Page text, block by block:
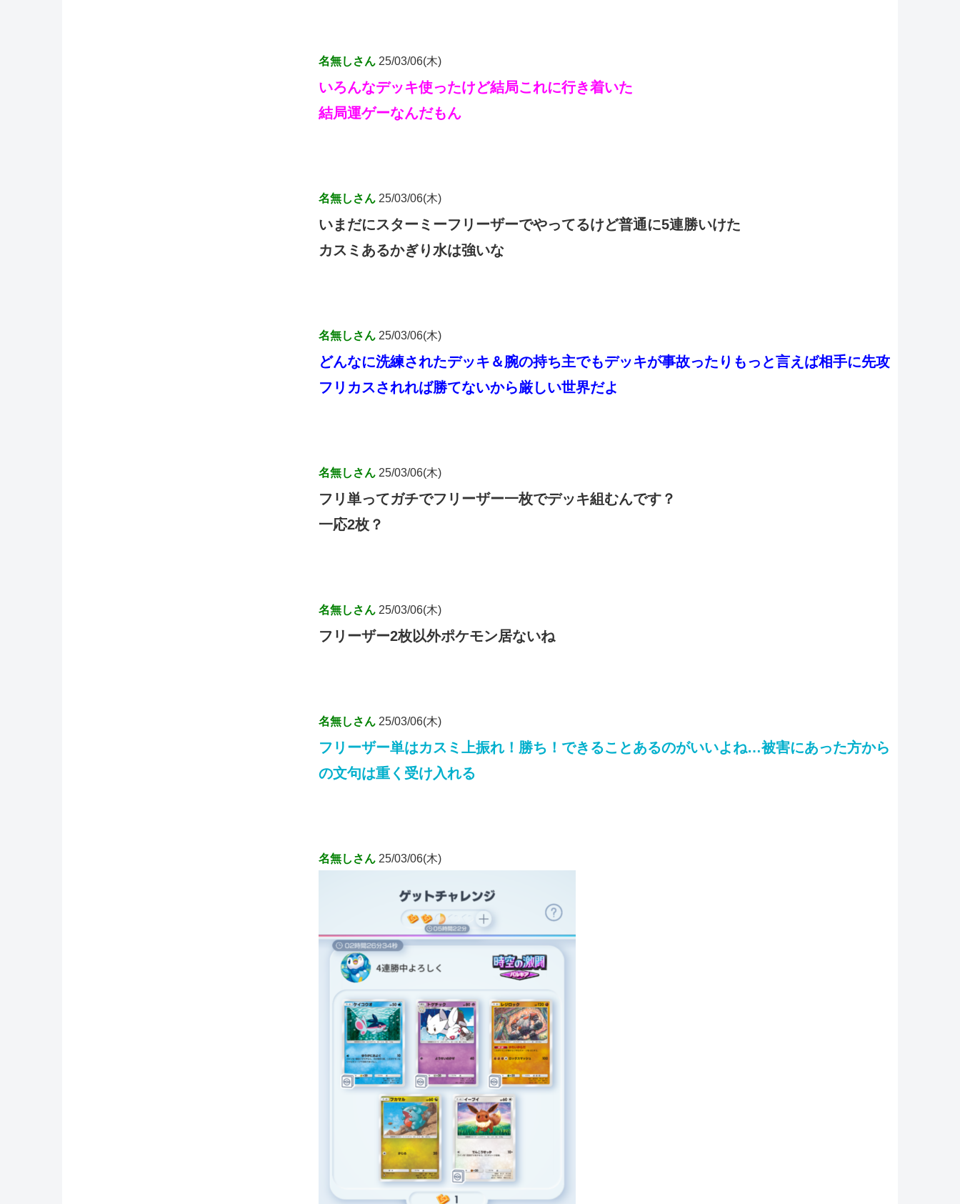
名無しさん 25/03/06(木)
いろんなデッキ使ったけど結局これに行き着いた
結局運ゲーなんだもん
名無しさん 25/03/06(木)
いまだにスターミーフリーザーでやってるけど普通に5連勝いけた
カスミあるかぎり水は強いな
名無しさん 25/03/06(木)
どんなに洗練されたデッキ＆腕の持ち主でもデッキが事故ったりもっと言えば相手に先攻
フリカスされれば勝てないから厳しい世界だよ
名無しさん 25/03/06(木)
フリ単ってガチでフリーザー一枚でデッキ組むんです？
一応2枚？
名無しさん 25/03/06(木)
フリーザー2枚以外ポケモン居ないね
名無しさん 25/03/06(木)
フリーザー単はカスミ上振れ！勝ち！できることあるのがいいよね…被害にあった方から
の文句は重く受け入れる
名無しさん 25/03/06(木)